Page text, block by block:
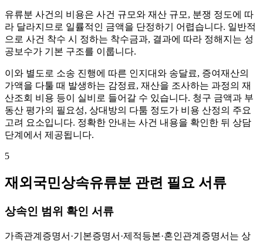
유류분 사건의 비용은 사건 규모와 재산 규모, 분쟁 정도에 따
라 달라지므로 일률적인 금액을 단정하기 어렵습니다. 일반적
으로 사건 착수 시 정하는 착수금과, 결과에 따라 정해지는 성
공보수가 기본 구조를 이룹니다.
이와 별도로 소송 진행에 따른 인지대와 송달료, 증여재산의
가액을 다툴 때 발생하는 감정료, 재산을 조사하는 과정의 재
산조회 비용 등이 실비로 들어갈 수 있습니다. 청구 금액과 부
동산 평가의 필요성, 상대방의 다툼 정도가 비용 산정의 주요
고려 요소입니다. 정확한 안내는 사건 내용을 확인한 뒤 상담
단계에서 제공됩니다.
5
재외국민상속유류분 관련 필요 서류
상속인 범위 확인 서류
가족관계증명서·기본증명서·제적등본·혼인관계증명서는 상